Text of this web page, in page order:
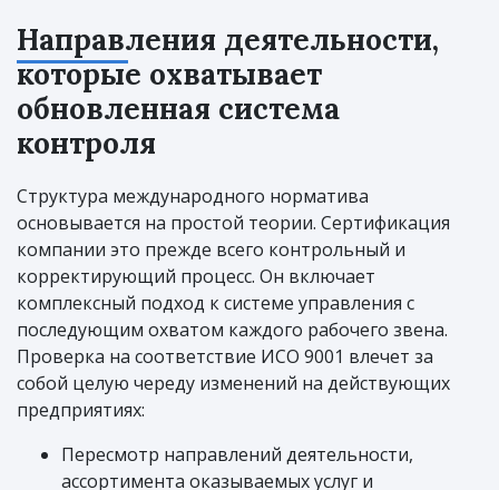
Направления деятельности,
которые охватывает
обновленная система
контроля
Структура международного норматива
основывается на простой теории. Сертификация
компании это прежде всего контрольный и
корректирующий процесс. Он включает
комплексный подход к системе управления с
последующим охватом каждого рабочего звена.
Проверка на соответствие ИСО 9001 влечет за
собой целую череду изменений на действующих
предприятиях:
Пересмотр направлений деятельности,
ассортимента оказываемых услуг и